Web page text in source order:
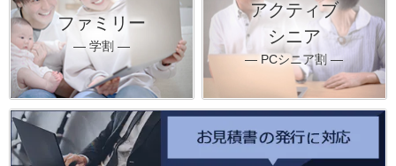
ファミリー
― 学割 ―
アクティブ
シニア
― PCシニア割 ―